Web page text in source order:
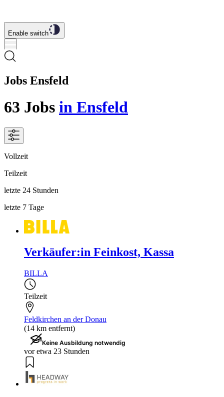
Enable switch
Jobs Ensfeld
63 Jobs in Ensfeld
Vollzeit
Teilzeit
letzte 24 Stunden
letzte 7 Tage
Verkäufer:in Feinkost, Kassa
BILLA
Teilzeit
Feldkirchen an der Donau
(14 km entfernt)
Keine Ausbildung notwendig
vor etwa 23 Stunden